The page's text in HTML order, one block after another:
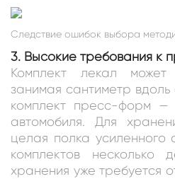
Следствие ошибок выбора
3. Высокие требования к
Комплект лекал
занимая сантиметр
комплект пресс-форм —
автомобиля. Для
целая полка усиленного
комплектов несколько
хранения уже требуется